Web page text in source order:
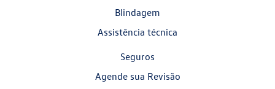
Blindagem
Assistência técnica
Seguros
Agende sua Revisão